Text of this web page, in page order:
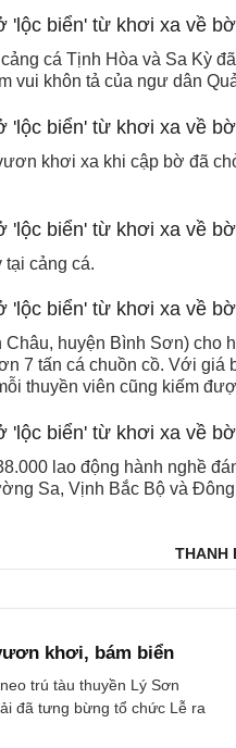
cá Tịnh Hòa và Sa Kỳ
vui khôn tả của ngư dân
khơi xa khi cập bờ đã
tại cảng cá.
huyện Bình Sơn) cho
7 tấn cá chuồn cồ. Với giá
thuyền viên cũng kiếm
lao động hành nghề
Sa, Vịnh Bắc Bộ và
THANH
khơi, bám biển
trú tàu thuyền Lý Sơn
đã tưng bừng tổ chức Lễ ra